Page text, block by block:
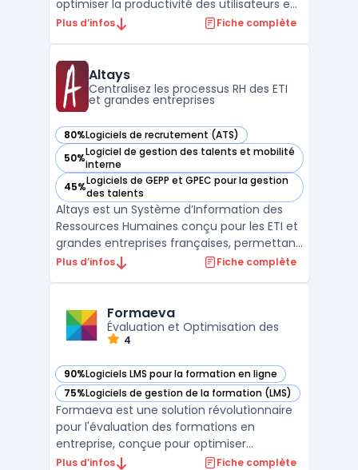
optimiser la productivité des utilisateurs en
entreprise. Cette plateforme propose des
intégrée aux applications. Les employés
peuvent ...
Plus d’infos Fiche complète
Altays
Centralisez les processus RH des ETI
et grandes entreprises
80%Logiciels de recrutement (ATS)
— voir Altays dans cette catégorie
50%Logiciel de gestion des talents et mobilité
interne
— voir Altays dans cette catégorie
45%Logiciels de GEPP et GPEC pour la gestion
des talents
— voir Altays dans cette catégorie
Altays est un Système d’Information des
Ressources Humaines conçu pour les ETI et
grandes entreprises françaises, permettant
une gestion centralisée et structurée des
de candidatures, d'entretiens, de révisions
salari ...
Plus d’infos Fiche complète
Formaeva
Évaluation et Optimisation des
4
90%Logiciels LMS pour la formation en ligne
— voir Formaeva dans cette catégorie
75%Logiciels de gestion de la formation (LMS)
— voir Formaeva dans cette catégorie
Formaeva est une solution révolutionnaire
pour l'évaluation des formations en
entreprise, conçue pour optimiser
l'efficacité et la pertinence des
Plus d’infos Fiche complète